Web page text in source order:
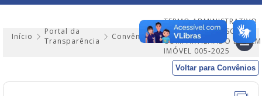
Início
Portal da
Transparência
Convênios
TERMO ADMINISTRATIVO
DE CESSÃO DE USO
COMPARTILHADO DE BEM
IMÓVEL 005-2025
Voltar para Convênios